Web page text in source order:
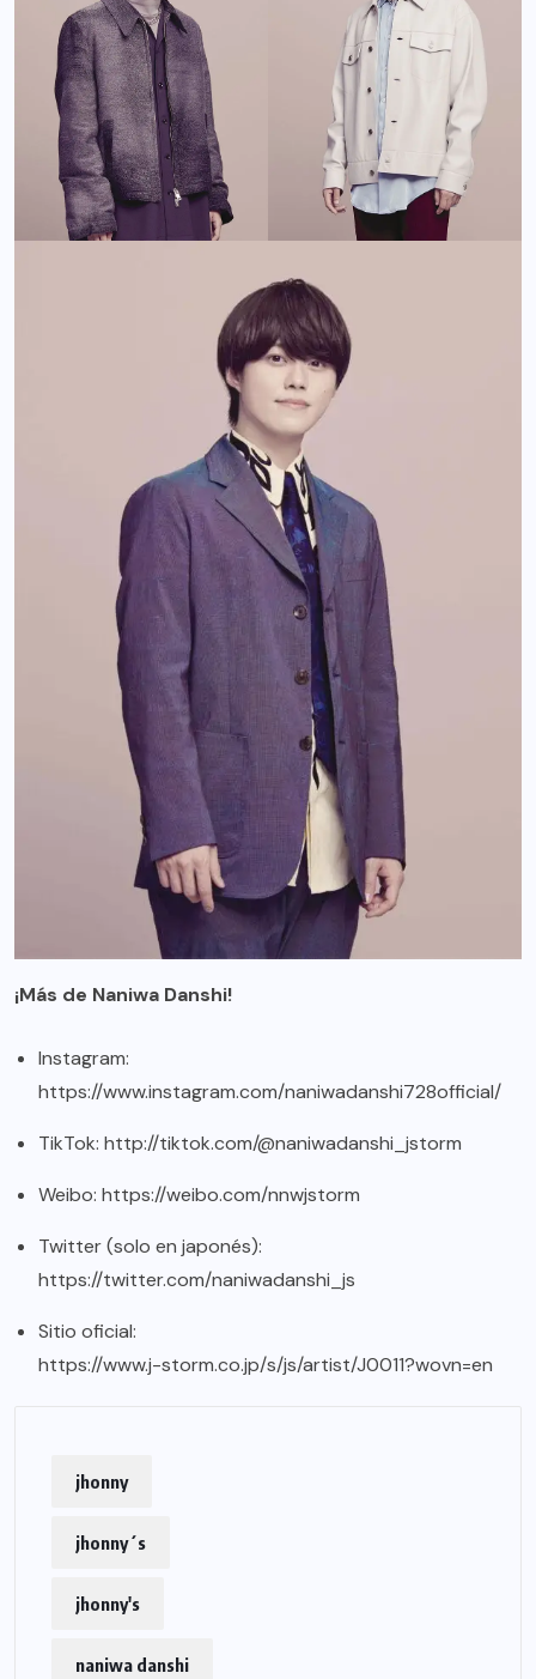
¡Más de Naniwa Danshi!
Instagram:
https://www.instagram.com/naniwadanshi728official/
TikTok: http://tiktok.com/@naniwadanshi_jstorm
Weibo: https://weibo.com/nnwjstorm
Twitter (solo en japonés):
https://twitter.com/naniwadanshi_js
Sitio oficial:
https://www.j-storm.co.jp/s/js/artist/J0011?wovn=en
jhonny
jhonny´s
jhonny's
naniwa danshi